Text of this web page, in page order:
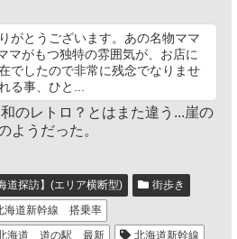
がとうございます。あの名物ママ
マがもつ独特の雰囲気が、お店に
でしたので非常に残念でなりませ
る事、ひと...
のレトロ？とはまた違う...崖の
ようだった。
道探訪】(エリア横断型)
街歩き
海道新幹線 搭乗率
海道 道の駅 最新 北海道新幹線